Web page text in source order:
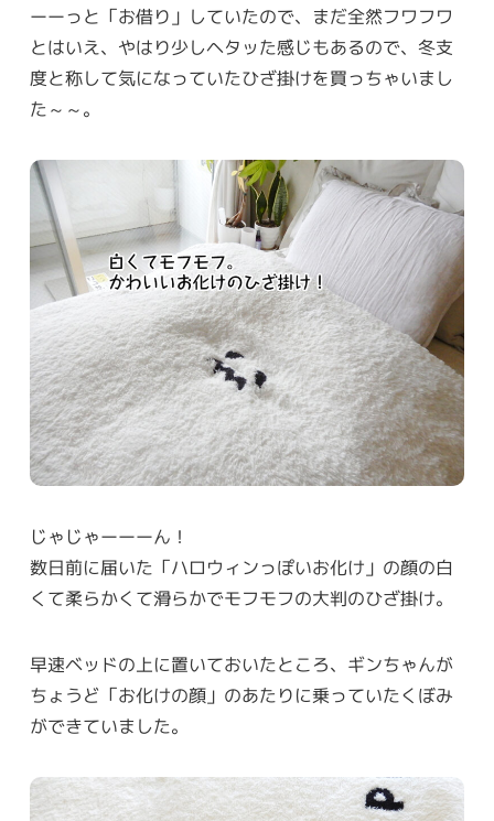
ーーっと「お借り」していたので、まだ全然フワフワ
とはいえ、やはり少しヘタッた感じもあるので、冬支
度と称して気になっていたひざ掛けを買っちゃいまし
た～～。
じゃじゃーーーん！
数日前に届いた「ハロウィンっぽいお化け」の顔の白
くて柔らかくて滑らかでモフモフの大判のひざ掛け。
早速ベッドの上に置いておいたところ、ギンちゃんが
ちょうど「お化けの顔」のあたりに乗っていたくぼみ
ができていました。